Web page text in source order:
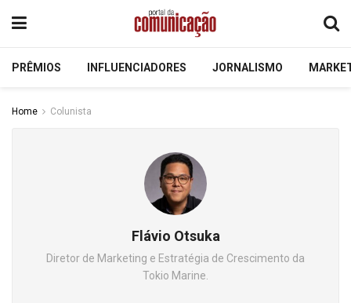
PRÊMIOS INFLUENCIADORES JORNALISMO
Home Colunista
Flávio Otsuka
Diretor de Marketing e Estratégia de Crescimento da
Tokio Marine.